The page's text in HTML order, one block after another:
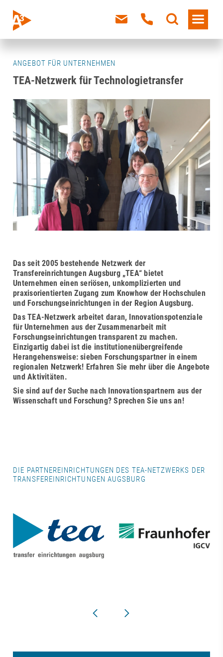
ANGEBOT FÜR UNTERNEHMEN
TEA-Netzwerk für Technologietransfer
Das seit 2005 bestehende Netzwerk der
Transfereinrichtungen Augsburg „TEA“ bietet
Unternehmen einen seriösen, unkomplizierten und
praxisorientierten Zugang zum Knowhow der Hochschulen
und Forschungseinrichtungen in der Region Augsburg.
Das TEA-Netzwerk arbeitet daran, Innovationspotenziale
für Unternehmen aus der Zusammenarbeit mit
Forschungseinrichtungen transparent zu machen.
Einzigartig dabei ist die institutionenübergreifende
Herangehensweise: sieben Forschungspartner in einem
regionalen Netzwerk! Erfahren Sie mehr über die Angebote
und Aktivitäten.
Sie sind auf der Suche nach Innovationspartnern aus der
Wissenschaft und Forschung? Sprechen Sie uns an!
DIE PARTNEREINRICHTUNGEN DES TEA-NETZWERKS DER
TRANSFEREINRICHTUNGEN AUGSBURG